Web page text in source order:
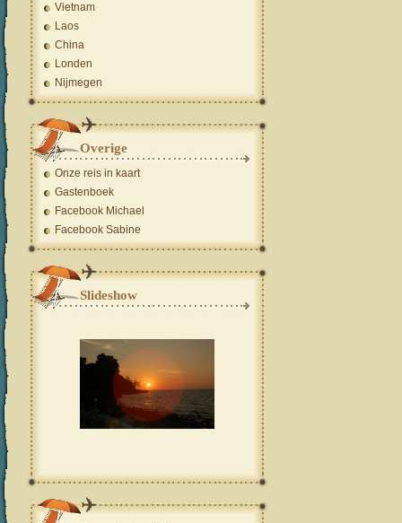
Vietnam
Laos
China
Londen
Nijmegen
Overige
Onze reis in kaart
Gastenboek
Facebook Michael
Facebook Sabine
Slideshow